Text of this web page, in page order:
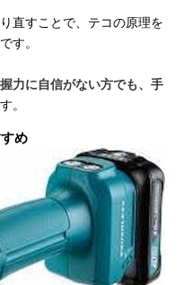
直すことで、テコの原理を
す。
握力に自信がない方でも、手
。
め